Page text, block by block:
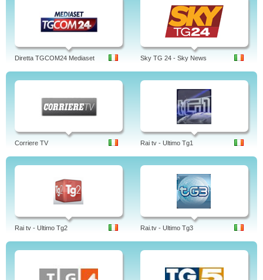
Diretta TGCOM24 Mediaset Sky TG 24 - Sky News
Corriere TV Rai tv - Ultimo Tg1
Rai tv - Ultimo Tg2 Rai.tv - Ultimo Tg3